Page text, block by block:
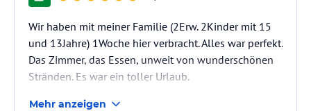
Wir haben mit meiner Familie (2Erw. 2Kinder mit 15
und 13Jahre) 1Woche hier verbracht. Alles war perfekt.
Das Zimmer, das Essen, unweit von wunderschönen
Stränden. Es war ein toller Urlaub.
Mehr anzeigen